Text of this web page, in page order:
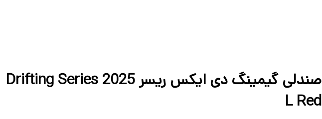
صندلی گیمینگ دی ایکس ریسر Drifting Series 2025
L Red